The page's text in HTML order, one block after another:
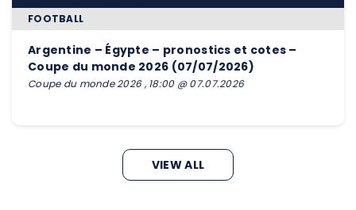
FOOTBALL
Argentine – Égypte – pronostics et cotes –
Coupe du monde 2026 (07/07/2026)
Coupe du monde 2026 , 18:00 @ 07.07.2026
VIEW ALL